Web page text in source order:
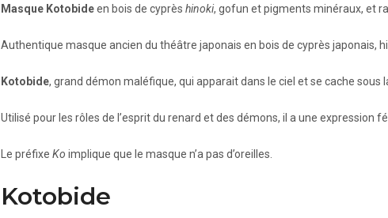
Masque Kotobideen bois de cyprès hinoki, gofun et pigments minéraux, et
Authentique masque ancien du théâtre japonais en bois de cyprès japonais,
Kotobide, grand démon maléfique, qui apparait dans le ciel et se cache sous
Utilisé pour les rôles de l’esprit du renard et des démons, il a une expression
Le préfixe Ko implique que le masque n’a pas d’oreilles.
Kotobide